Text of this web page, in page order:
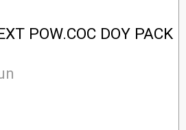
POW.COC DOY PACK